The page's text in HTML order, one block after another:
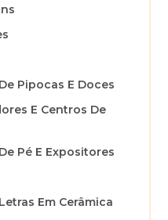
Pipocas E Doces
E Centros De
Pé E Expositores
Em Cerâmica